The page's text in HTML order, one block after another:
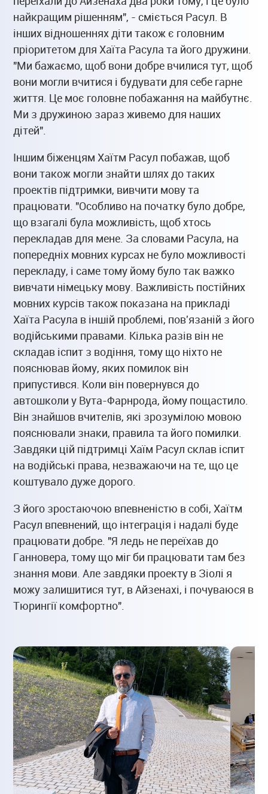
найкращим рішенням", - сміється Расул. В
інших відношеннях діти також є головним
пріоритетом для Хаїта Расула та його дружини.
"Ми бажаємо, щоб вони добре вчилися тут, щоб
вони могли вчитися і будувати для себе гарне
життя. Це моє головне побажання на майбутнє.
Ми з дружиною зараз живемо для наших
дітей".
Іншим біженцям Хаїтм Расул побажав, щоб
вони також могли знайти шлях до таких
проектів підтримки, вивчити мову та
працювати. "Особливо на початку було добре,
що взагалі була можливість, щоб хтось
перекладав для мене. За словами Расула, на
попередніх мовних курсах не було можливості
перекладу, і саме тому йому було так важко
вивчати німецьку мову. Важливість постійних
мовних курсів також показана на прикладі
Хаїта Расула в іншій проблемі, пов'язаній з його
водійськими правами. Кілька разів він не
складав іспит з водіння, тому що ніхто не
пояснював йому, яких помилок він
припустився. Коли він повернувся до
автошколи у Вута-Фарнрода, йому пощастило.
Він знайшов вчителів, які зрозумілою мовою
пояснювали знаки, правила та його помилки.
Завдяки цій підтримці Хаїм Расул склав іспит
на водійські права, незважаючи на те, що це
коштувало дуже дорого.
З його зростаючою впевненістю в собі, Хаїтм
Расул впевнений, що інтеграція і надалі буде
працювати добре. "Я ледь не переїхав до
Ганновера, тому що міг би працювати там без
знання мови. Але завдяки проекту в Зіолі я
можу залишитися тут, в Айзенахі, і почуваюся в
Тюрингії комфортно".